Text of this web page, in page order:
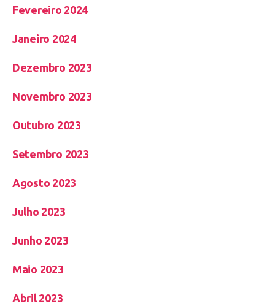
Fevereiro 2024
Janeiro 2024
Dezembro 2023
Novembro 2023
Outubro 2023
Setembro 2023
Agosto 2023
Julho 2023
Junho 2023
Maio 2023
Abril 2023